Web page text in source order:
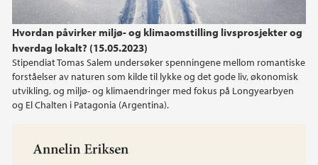
Hvordan påvirker miljø- og klimaomstilling livsprosjekter og
hverdag lokalt? (15.05.2023)
Stipendiat Tomas Salem undersøker spenningene mellom romantiske
forståelser av naturen som kilde til lykke og det gode liv, økonomisk
utvikling, og miljø- og klimaendringer med fokus på Longyearbyen
og El Chalten i Patagonia (Argentina).